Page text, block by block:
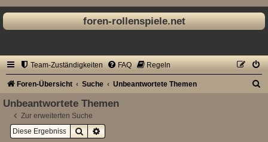
foren-rollenspiele.net
Team-Zuständigkeiten FAQ Regeln
Foren-Übersicht Suche Unbeantwortete Themen
Unbeantwortete Themen
Zur erweiterten Suche
SucheErweiterte Suche